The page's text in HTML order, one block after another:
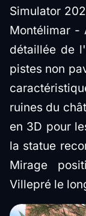
Simulator
Montélimar -
détaillée de
pistes non
ruines du
en 3D pour
la statue
Mirage
Villepré le